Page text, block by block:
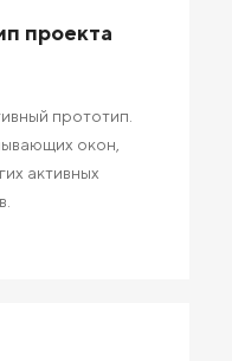
проекта
прототип.
окон,
активных